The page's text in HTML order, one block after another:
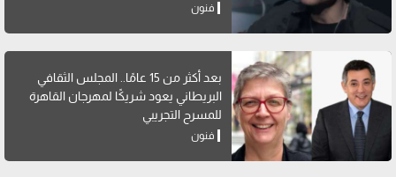
فنون
بعد أكثر من 15 عامًا.. المجلس الثقافي
البريطاني يعود شريكًا لمهرجان القاهرة
للمسرح التجريبي
فنون